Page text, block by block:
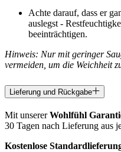
Achte darauf, dass er
auslegst -
beeinträchtigen.
Hinweis: Nur mit geringer
vermeiden, um die Weichheit
Lieferung und Rückgabe
Mit unsererWohlfühl
30 Tagen nach Lieferung aus
Kostenlose